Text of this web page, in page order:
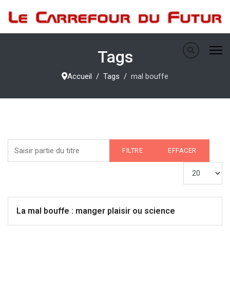
Tags
Accueil Tags mal bouffe
FILTRE EFFACER
La mal bouffe : manger plaisir ou science